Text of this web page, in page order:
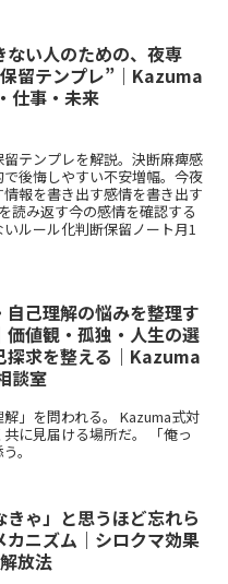
ない人のための、夜専
留テンプレ”｜Kazuma
仕事・未来
テンプレを解説。決断麻痺感
後悔しやすい不安増幅。今夜
報を書き出す感情を書き出す
読み返す今の感情を確認する
ルール化判断保留ノート月1
自己理解の悩みを整理す
価値観・孤独・人生の選
探求を整える｜Kazuma
談室
」を問われる。 Kazuma式対
に見届ける場所だ。 「俺っ
。
きゃ」と思うほど忘れら
カニズム｜シロクマ効果
放法